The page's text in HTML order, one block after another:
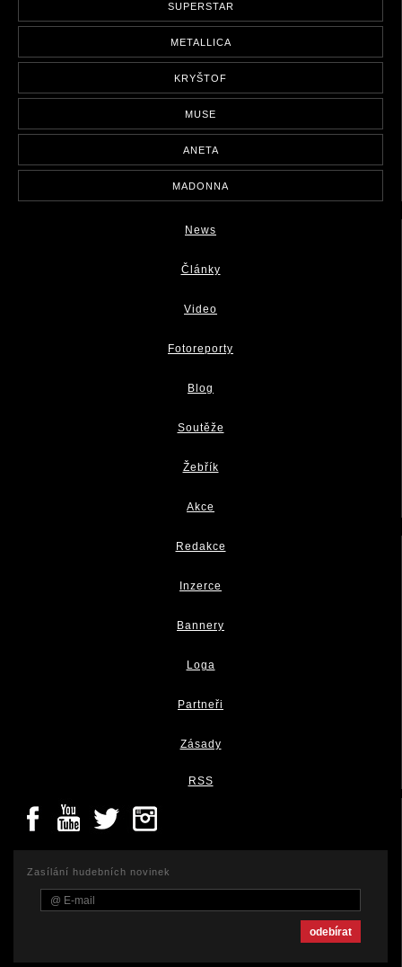
SUPERSTAR
METALLICA
KRYŠTOF
MUSE
ANETA
MADONNA
News
Články
Video
Fotoreporty
Blog
Soutěže
Žebřík
Akce
Redakce
Inzerce
Bannery
Loga
Partneři
Zásady
RSS
Zasílání hudebních novinek